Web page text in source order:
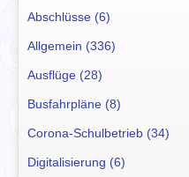
Abschlüsse (6)
Allgemein (336)
Ausflüge (28)
Busfahrpläne (8)
Corona-Schulbetrieb (34)
Digitalisierung (6)